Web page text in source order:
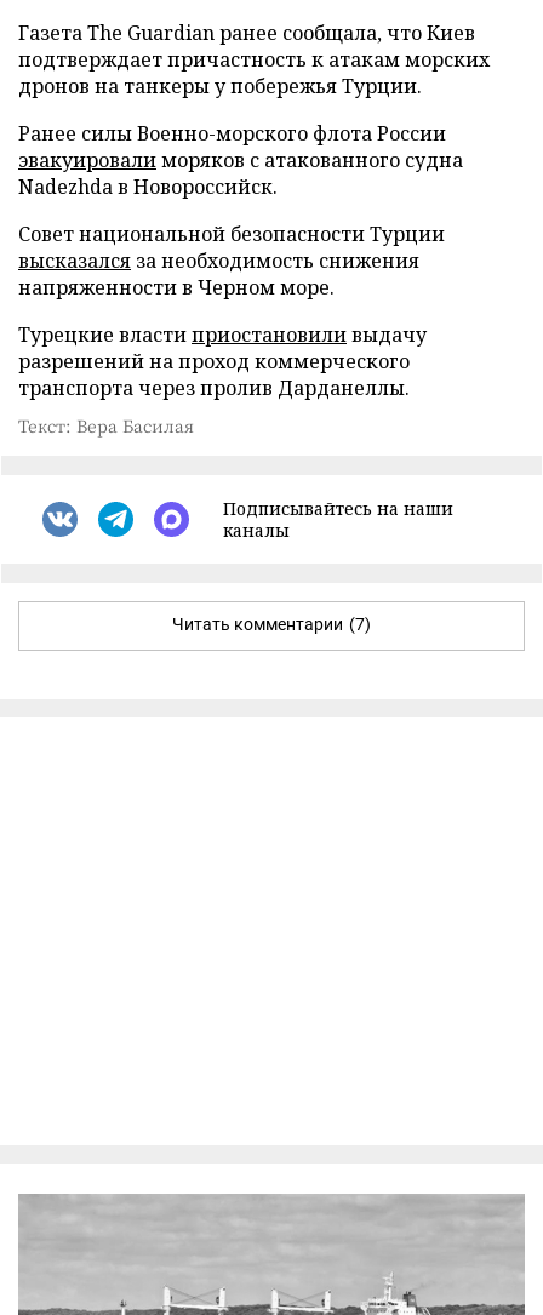
Газета The Guardian ранее сообщала, что Киев
подтверждает причастность к атакам морских
дронов на танкеры у побережья Турции.
Ранее силы Военно-морского флота России
эвакуировалиморяков с атакованного судна
Nadezhda в Новороссийск.
Совет национальной безопасности Турции
высказался за необходимость снижения
напряженности в Черном море.
Турецкие властиприостановиливыдачу
разрешений на проход коммерческого
транспорта через пролив Дарданеллы.
Текст: Вера Басилая
Подписывайтесь на наши
каналы
Читать комментарии (7)